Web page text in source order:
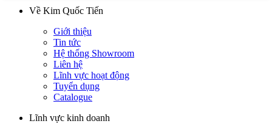
Về Kim Quốc Tiến
Giới thiệu
Tin tức
Hệ thống Showroom
Liên hệ
Lĩnh vực hoạt động
Tuyển dụng
Catalogue
Lĩnh vực kinh doanh